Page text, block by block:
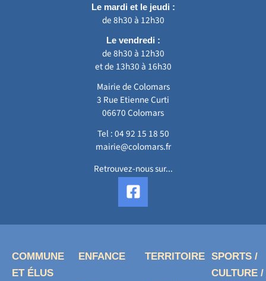
Le mardi et le jeudi :
de 8h30 à 12h30
Le vendredi :
de 8h30 à 12h30
et de 13h30 à 16h30
Mairie de Colomars
3 Rue Etienne Curti
06670 Colomars
Tel :04 92 15 18 50
mairie@colomars.fr
Retrouvez-nous sur...
F
a
c
e
COMMUNE
ET ÉLUS
ENFANCE TERRITOIRE SPORTS /
CULTURE /